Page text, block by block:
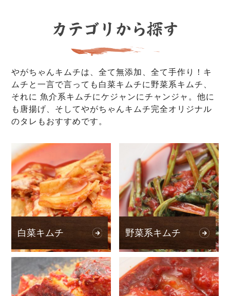
やがちゃんキムチは、全て無添加、全て手作り！キ
ムチと一言で言っても白菜キムチに野菜系キムチ、
それに 魚介系キムチにケジャンにチャンジャ。他に
も唐揚げ、そしてやがちゃんキムチ完全オリジナル
のタレもおすすめです。
白菜キムチ 野菜系キムチ